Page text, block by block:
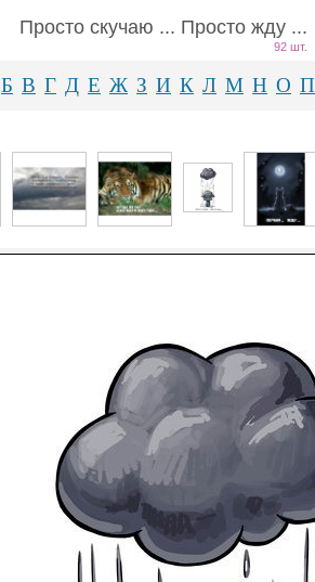
Просто скучаю ... Просто жду ...
92 шт.
Б В Г Д Е Ж З И К Л М Н О П